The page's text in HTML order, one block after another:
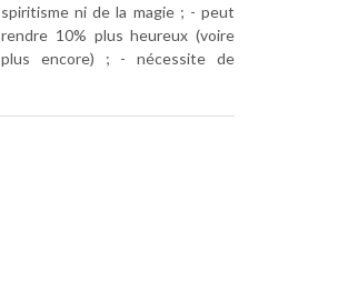
spiritisme ni de la magie ; - peut
rendre 10% plus heureux (voire
plus encore) ; - nécessite de